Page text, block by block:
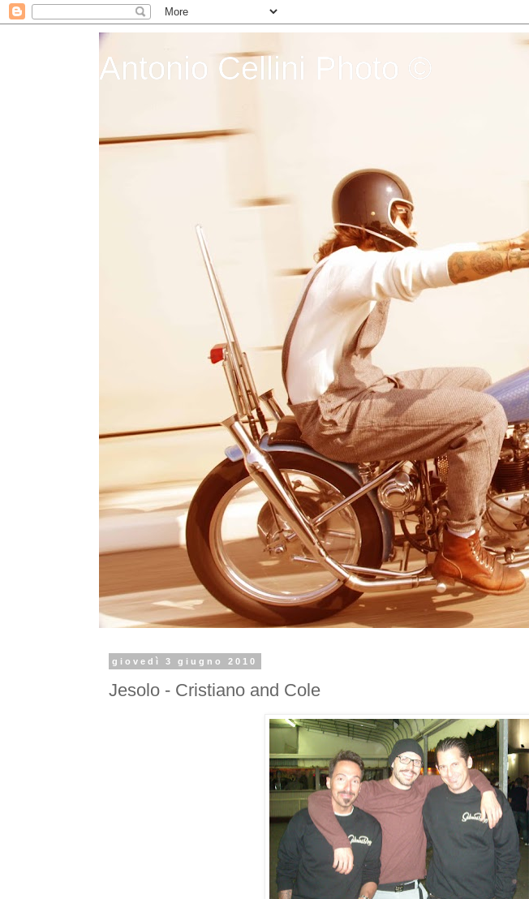
Antonio Cellini Photo ©
giovedì 3 giugno 2010
Jesolo - Cristiano and Cole